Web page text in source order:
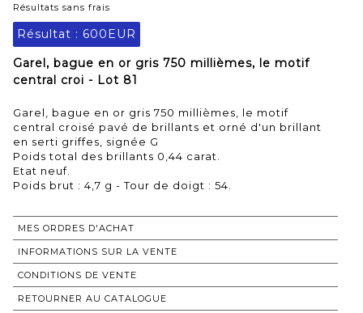
Résultats sans frais
Résultat : 600EUR
Garel, bague en or gris 750 millièmes, le motif
central croi - Lot 81
Garel, bague en or gris 750 millièmes, le motif
central croisé pavé de brillants et orné d'un brillant
en serti griffes, signée G
Poids total des brillants 0,44 carat.
Etat neuf.
MES ORDRES D'ACHAT
INFORMATIONS SUR LA VENTE
CONDITIONS DE VENTE
RETOURNER AU CATALOGUE